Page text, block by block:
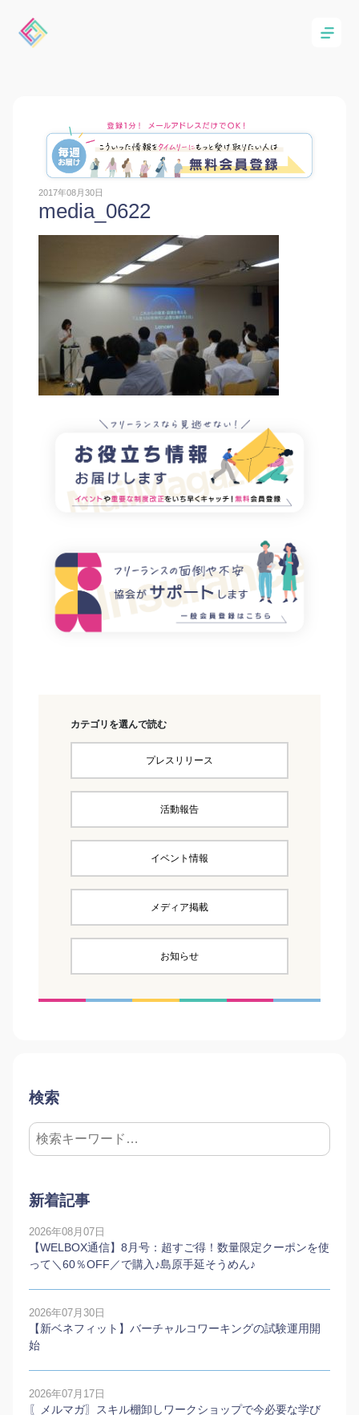
2017年08月30日
media_0622
カテゴリを選んで読む
プレスリリース
活動報告
イベント情報
メディア掲載
お知らせ
検索
新着記事
2026年08月07日
【WELBOX通信】8月号：超すご得！数量限定クーポンを使
って＼60％OFF／で購入♪島原手延そうめん♪
2026年07月30日
【新ベネフィット】バーチャルコワーキングの試験運用開
始
2026年07月17日
〖メルマガ〗スキル棚卸しワークショップで今必要な学び